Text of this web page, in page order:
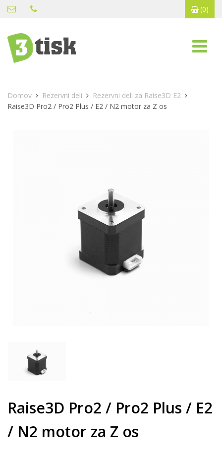
(0)
Domov Rezervni deli
Rezervni deli za Raise3D E2
Raise3D Pro2 / Pro2 Plus / E2 / N2 motor za Z os
Raise3D Pro2 / Pro2 Plus / E2
/ N2 motor za Z os